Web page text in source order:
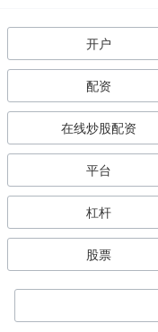
开户
配资
在线炒股配资
平台
杠杆
股票